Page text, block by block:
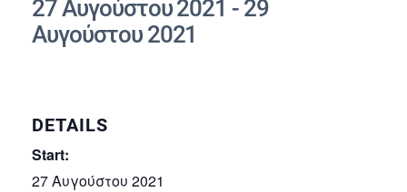
27 Αυγούστου 2021 - 29
Αυγούστου 2021
DETAILS
Start:
27 Αυγούστου 2021